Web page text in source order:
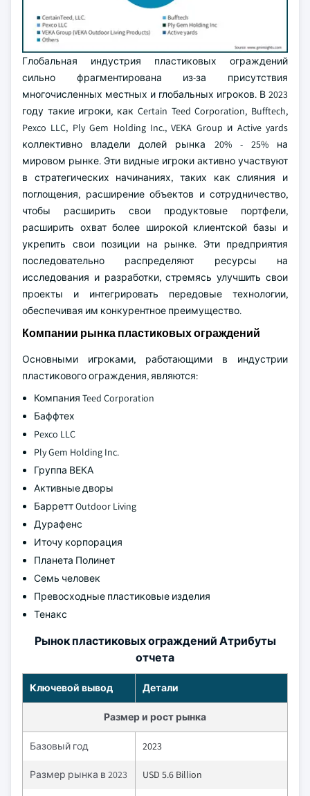
Глобальная индустрия пластиковых ограждений
сильно фрагментирована из-за присутствия
многочисленных местных и глобальных игроков. В 2023
году такие игроки, как Certain Teed Corporation, Bufftech,
Pexco LLC, Ply Gem Holding Inc., VEKA Group и Active yards
коллективно владели долей рынка 20% - 25% на
мировом рынке. Эти видные игроки активно участвуют
в стратегических начинаниях, таких как слияния и
поглощения, расширение объектов и сотрудничество,
чтобы расширить свои продуктовые портфели,
расширить охват более широкой клиентской базы и
укрепить свои позиции на рынке. Эти предприятия
последовательно распределяют ресурсы на
исследования и разработки, стремясь улучшить свои
проекты и интегрировать передовые технологии,
обеспечивая им конкурентное преимущество.
Компании рынка пластиковых ограждений
Основными игроками, работающими в индустрии
пластикового ограждения, являются:
Компания Teed Corporation
Баффтех
Pexco LLC
Ply Gem Holding Inc.
Группа ВЕКА
Активные дворы
Барретт Outdoor Living
Дурафенс
Иточу корпорация
Планета Полинет
Семь человек
Превосходные пластиковые изделия
Тенакс
Рынок пластиковых ограждений Атрибуты
отчета
Ключевой вывод Детали
Размер и рост рынка
Базовый год 2023
Размер рынка в 2023 USD 5.6 Billion